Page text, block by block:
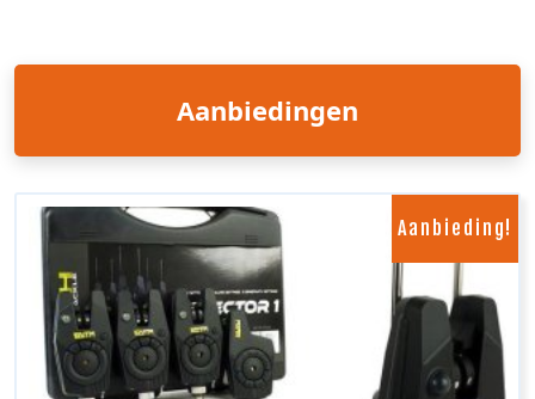
Aanbiedingen
Aanbieding!